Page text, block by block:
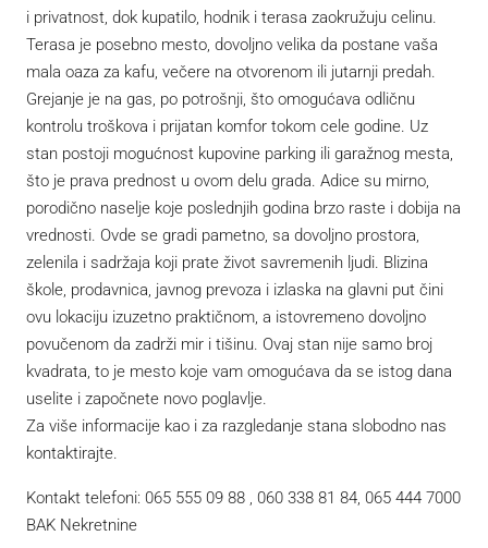
i privatnost, dok kupatilo, hodnik i terasa zaokružuju celinu.
Terasa je posebno mesto, dovoljno velika da postane vaša
mala oaza za kafu, večere na otvorenom ili jutarnji predah.
Grejanje je na gas, po potrošnji, što omogućava odličnu
kontrolu troškova i prijatan komfor tokom cele godine. Uz
stan postoji mogućnost kupovine parking ili garažnog mesta,
što je prava prednost u ovom delu grada. Adice su mirno,
porodično naselje koje poslednjih godina brzo raste i dobija na
vrednosti. Ovde se gradi pametno, sa dovoljno prostora,
zelenila i sadržaja koji prate život savremenih ljudi. Blizina
škole, prodavnica, javnog prevoza i izlaska na glavni put čini
ovu lokaciju izuzetno praktičnom, a istovremeno dovoljno
povučenom da zadrži mir i tišinu. Ovaj stan nije samo broj
kvadrata, to je mesto koje vam omogućava da se istog dana
uselite i započnete novo poglavlje.
Za više informacije kao i za razgledanje stana slobodno nas
kontaktirajte.
Kontakt telefoni: 065 555 09 88 , 060 338 81 84, 065 444 7000
BAK Nekretnine